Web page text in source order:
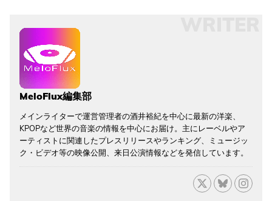
MeloFlux編集部
メインライターで運営管理者の酒井裕紀を中心に最新の洋楽、
KPOPなど世界の音楽の情報を中心にお届け。主にレーベルやア
ーティストに関連したプレスリリースやランキング、ミュージッ
ク・ビデオ等の映像公開、来日公演情報などを発信しています。